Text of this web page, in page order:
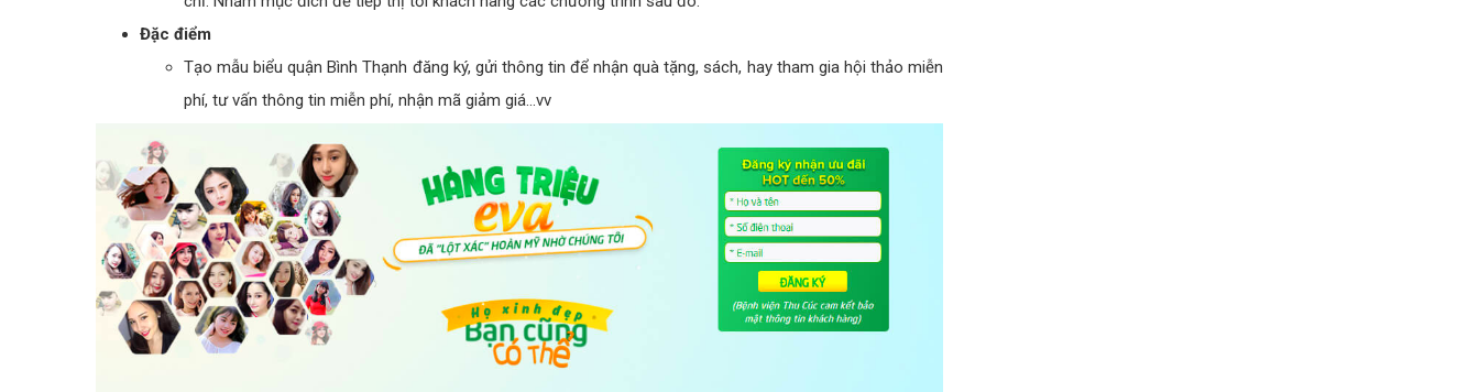
Đặc điểm
Tạo mẫu biểu quận Bình Thạnh đăng ký, gửi thông tin để nhận quà tặng, sách, hay tham gia hội thảo miễn
phí, tư vấn thông tin miễn phí, nhận mã giảm giá...vv